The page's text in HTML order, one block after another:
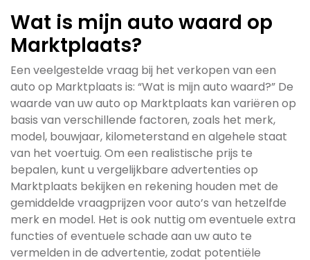
Wat is mijn auto waard op
Marktplaats?
Een veelgestelde vraag bij het verkopen van een
auto op Marktplaats is: “Wat is mijn auto waard?” De
waarde van uw auto op Marktplaats kan variëren op
basis van verschillende factoren, zoals het merk,
model, bouwjaar, kilometerstand en algehele staat
van het voertuig. Om een realistische prijs te
bepalen, kunt u vergelijkbare advertenties op
Marktplaats bekijken en rekening houden met de
gemiddelde vraagprijzen voor auto’s van hetzelfde
merk en model. Het is ook nuttig om eventuele extra
functies of eventuele schade aan uw auto te
vermelden in de advertentie, zodat potentiële